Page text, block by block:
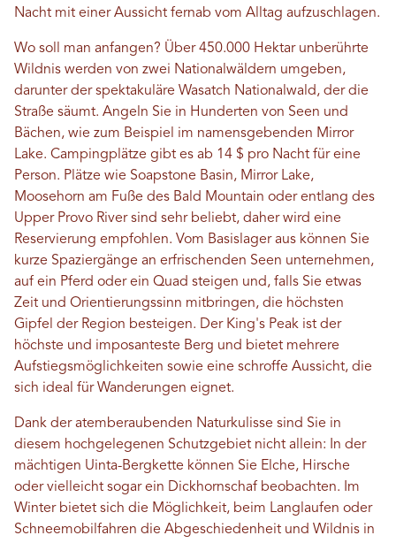
Nacht mit einer Aussicht fernab vom Alltag aufzuschlagen.
Wo soll man anfangen? Über 450.000 Hektar unberührte
Wildnis werden von zwei Nationalwäldern umgeben,
darunter der spektakuläre Wasatch Nationalwald, der die
Straße säumt. Angeln Sie in Hunderten von Seen und
Bächen, wie zum Beispiel im namensgebenden Mirror
Lake. Campingplätze gibt es ab 14 $ pro Nacht für eine
Person. Plätze wie Soapstone Basin, Mirror Lake,
Moosehorn am Fuße des Bald Mountain oder entlang des
Upper Provo River sind sehr beliebt, daher wird eine
Reservierung empfohlen. Vom Basislager aus können Sie
kurze Spaziergänge an erfrischenden Seen unternehmen,
auf ein Pferd oder ein Quad steigen und, falls Sie etwas
Zeit und Orientierungssinn mitbringen, die höchsten
Gipfel der Region besteigen. Der King's Peak ist der
höchste und imposanteste Berg und bietet mehrere
Aufstiegsmöglichkeiten sowie eine schroffe Aussicht, die
sich ideal für Wanderungen eignet.
Dank der atemberaubenden Naturkulisse sind Sie in
diesem hochgelegenen Schutzgebiet nicht allein: In der
mächtigen Uinta-Bergkette können Sie Elche, Hirsche
oder vielleicht sogar ein Dickhornschaf beobachten. Im
Winter bietet sich die Möglichkeit, beim Langlaufen oder
Schneemobilfahren die Abgeschiedenheit und Wildnis in